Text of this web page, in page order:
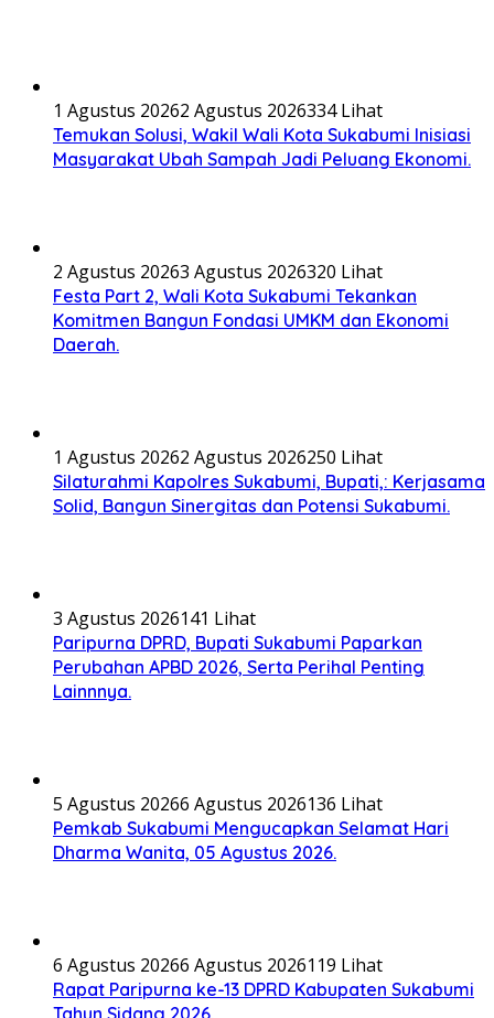
1 Agustus 20262 Agustus 2026334 Lihat
Temukan Solusi, Wakil Wali Kota Sukabumi Inisiasi
Masyarakat Ubah Sampah Jadi Peluang Ekonomi.
2 Agustus 20263 Agustus 2026320 Lihat
Festa Part 2, Wali Kota Sukabumi Tekankan
Komitmen Bangun Fondasi UMKM dan Ekonomi
Daerah.
1 Agustus 20262 Agustus 2026250 Lihat
Silaturahmi Kapolres Sukabumi, Bupati,: Kerjasama
Solid, Bangun Sinergitas dan Potensi Sukabumi.
3 Agustus 2026141 Lihat
Paripurna DPRD, Bupati Sukabumi Paparkan
Perubahan APBD 2026, Serta Perihal Penting
Lainnnya.
5 Agustus 20266 Agustus 2026136 Lihat
Pemkab Sukabumi Mengucapkan Selamat Hari
Dharma Wanita, 05 Agustus 2026.
6 Agustus 20266 Agustus 2026119 Lihat
Rapat Paripurna ke-13 DPRD Kabupaten Sukabumi
Tahun Sidang 2026.